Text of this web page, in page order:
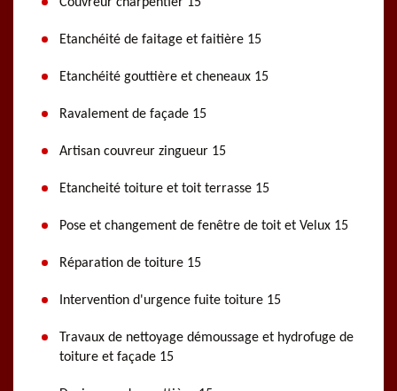
Couvreur charpentier 15
Etanchéité de faitage et faitière 15
Etanchéité gouttière et cheneaux 15
Ravalement de façade 15
Artisan couvreur zingueur 15
Etancheité toiture et toit terrasse 15
Pose et changement de fenêtre de toit et Velux 15
Réparation de toiture 15
Intervention d'urgence fuite toiture 15
Travaux de nettoyage démoussage et hydrofuge de
toiture et façade 15